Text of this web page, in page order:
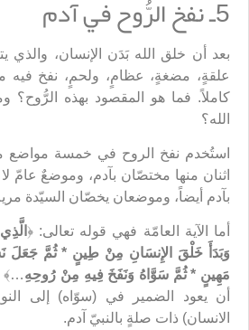
5ـ نفخ الرُّوح في آدم
بعد أن خلق الله بَدَن الإنسان،
علقةٍ، مضغةٍ، عظامٍ، ولحمٍ، نفخ فيه
كاملاً. فما هو المقصود بهذه الرُّوح؟
الله؟
استُخدم نفخ الروح في خمسة مواضع
اثنان منها مختصّان بآدم، وموضعٌ عامّ
بآدم أيضاً، وموضعان يخصّان السيّدة
أما الآية العامّة فهي قوله تعالى: ﴿
وَبَدَأَ خَلْقَ الإِنسَانِ مِنْ طِينٍ * ثُمَّ جَعَلَ
مَهِينٍ * ثُمَّ سَوَّاهُ وَنَفَخَ فِيهِ مِنْ رُوحِهِ
أن يعود الضمير في (سوّاه) إلى
الانسان) ذات صلةٍ بالنبيّ آدم.